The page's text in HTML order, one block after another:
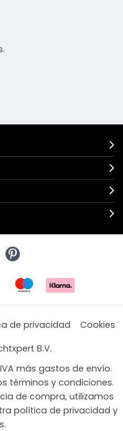
de privacidad
Cookies
B.V.
más gastos de envío.
términos y condiciones.
de compra, utilizamos
política de privacidad y